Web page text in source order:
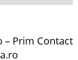
– Prim Contact